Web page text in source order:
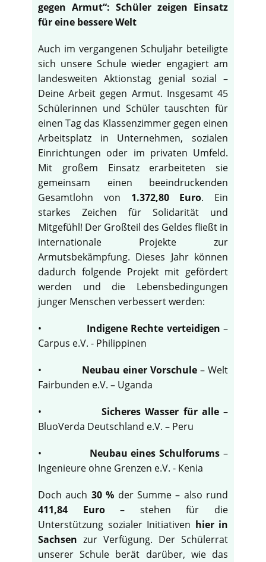
gegen Armut“: Schüler zeigen Einsatz
für eine bessere Welt
Auch im vergangenen Schuljahr beteiligte
sich unsere Schule wieder engagiert am
landesweiten Aktionstag genial sozial –
Deine Arbeit gegen Armut. Insgesamt 45
Schülerinnen und Schüler tauschten für
einen Tag das Klassenzimmer gegen einen
Arbeitsplatz in Unternehmen, sozialen
Einrichtungen oder im privaten Umfeld.
Mit großem Einsatz erarbeiteten sie
gemeinsam einen beeindruckenden
Gesamtlohn von 1.372,80 Euro. Ein
starkes Zeichen für Solidarität und
Mitgefühl! Der Großteil des Geldes fließt in
internationale Projekte zur
Armutsbekämpfung. Dieses Jahr können
dadurch folgende Projekt mit gefördert
werden und die Lebensbedingungen
junger Menschen verbessert werden:
• Indigene Rechte verteidigen –
Carpus e.V. - Philippinen
• Neubau einer Vorschule – Welt
Fairbunden e.V. – Uganda
•Sicheres Wasser für alle–
BluoVerda Deutschland e.V. – Peru
• Neubau eines Schulforums –
Ingenieure ohne Grenzen e.V. - Kenia
Doch auch 30 % der Summe – also rund
411,84 Euro– stehen für die
Unterstützung sozialer Initiativen hier in
Sachsen zur Verfügung. Der Schülerrat
unserer Schule berät darüber, wie das